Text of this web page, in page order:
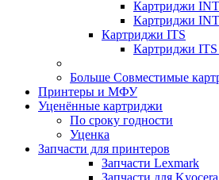
Картриджи
Картриджи
Картриджи ITS
Картриджи ITS
Больше Совместимые
Принтеры и МФУ
Уценённые картриджи
По сроку годности
Уценка
Запчасти для принтеров
Запчасти Lexmark
Запчасти для Kyocera